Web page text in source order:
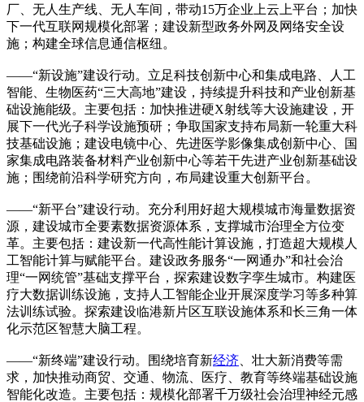
厂、无人生产线、无人车间，带动15万企业上云上平台；加快
下一代互联网规模化部署；建设新型政务外网及网络安全设
施；构建全球信息通信枢纽。
——“新设施”建设行动。立足科技创新中心和集成电路、人工
智能、生物医药“三大高地”建设，持续提升科技和产业创新基
础设施能级。主要包括：加快推进硬X射线等大设施建设，开
展下一代光子科学设施预研；争取国家支持布局新一轮重大科
技基础设施；建设电镜中心、先进医学影像集成创新中心、国
家集成电路装备材料产业创新中心等若干先进产业创新基础设
施；围绕前沿科学研究方向，布局建设重大创新平台。
——“新平台”建设行动。充分利用好超大规模城市海量数据资
源，建设城市全要素数据资源体系，支撑城市治理全方位变
革。主要包括：建设新一代高性能计算设施，打造超大规模人
工智能计算与赋能平台。建设政务服务“一网通办”和社会治
理“一网统管”基础支撑平台，探索建设数字孪生城市。构建医
疗大数据训练设施，支持人工智能企业开展深度学习等多种算
法训练试验。探索建设临港新片区互联设施体系和长三角一体
化示范区智慧大脑工程。
——“新终端”建设行动。围绕培育新经济 、壮大新消费等需
求，加快推动商贸、交通、物流、医疗、教育等终端基础设施
智能化改造。主要包括：规模化部署千万级社会治理神经元感